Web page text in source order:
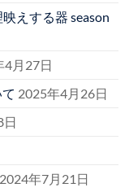
えする器 season
4月27日
2025年4月26日
2024年7月21日